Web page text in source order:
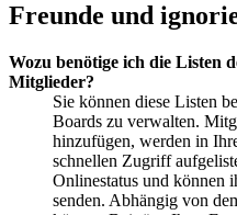
Freunde und
Wozu benötige ich die Listen
Mitglieder?
Sie können diese Listen
Boards zu verwalten.
hinzufügen, werden in
schnellen Zugriff
Onlinestatus und können
senden. Abhängig von